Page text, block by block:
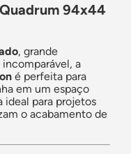
94x44
, grande
a
é perfeita para
em um espaço
ideal para projetos
o acabamento de